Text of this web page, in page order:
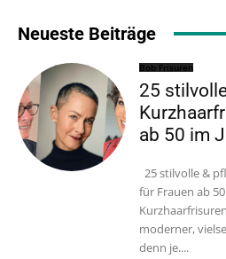
Neueste Beiträge
Bob Frisuren
25
ab 50 im
25 stilvolle &
für Frauen ab
moderner,
denn je....